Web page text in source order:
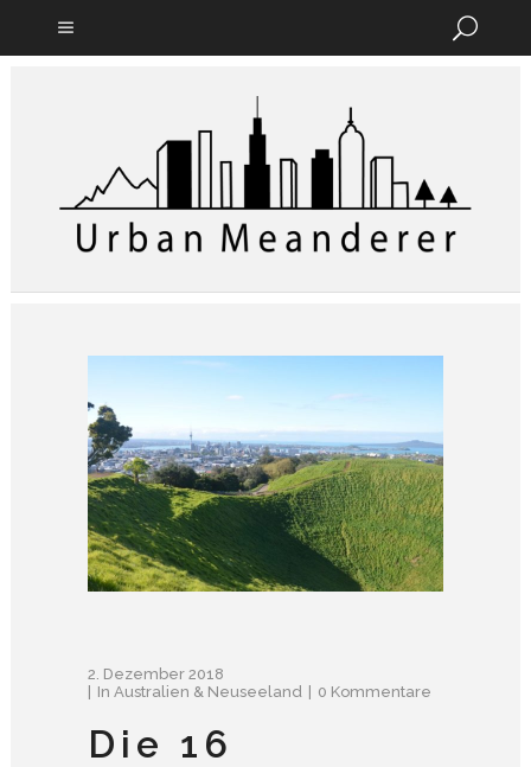
2. Dezember 2018
In Australien & Neuseeland 0 Kommentare
Die 16